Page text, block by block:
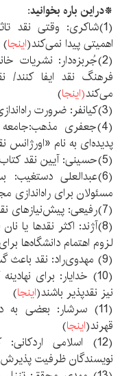
*دراین باره بخوانید:
(1)شاکری: وقتی نقد
اهمیتی پیدا نمی‌کند(اینجا)
(2)جُربزه‌دار: نشریات
فرهنگ نقد ایفا کنند/
می‌کند(اینجا)
(3)کیانفر: ضرورت راه‌اندازی کتابخانه تخصصی نقد(
(4)جعفری
پدیده‌ای به نام «اورژانس
(5)حسینی: آیین نقد کتاب‌های تازه‌تالیف برگزار شود(
(6)عبدالعلی
مسئولان برای راه‌اندازی
(7)رفیعی: پیش‌نیازهای نقد مطلوب و مدخلی بر اخلاق نقد(
(8)آژند: اکثر نقدها
لزوم اهتمام دانشگاه‌ها
(9) مهدوی‌راد: نقد باعث گسترش و سلامت نشر می‌شود(
(10) خدایار: برای
نیز نقدپذیر باشند(اینجا)
(11) سرشار: بعضی به
قهرند(اینجا)
(12) اسلامی
نویسندگان ظرفیت پذیرش